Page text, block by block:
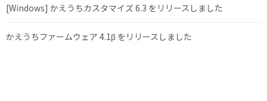
[Windows] かえうちカスタマイズ 6.3 をリリースしました
かえうちファームウェア 4.1β をリリースしました